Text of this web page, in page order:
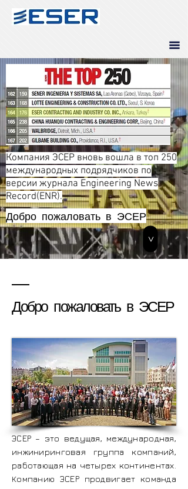
Компания ЭСЕР вновь вошла в топ 250
международных подрядчиков по
версии журнала Engineering News
Record(ENR).
Добро пожаловать в ЭСЕР
>
Добро пожаловать в ЭСЕР
ЭСЕР – это ведущая, международная,
инжиниринговая группа компаний,
работающая на четырех континентах.
Компанию ЭСЕР продвигает команда